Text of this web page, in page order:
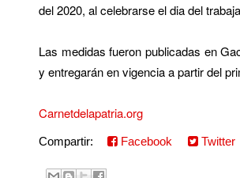
del 2020, al celebrarse el dia del
Las medidas fueron publicadas en
y entregarán en vigencia a partir del
Carnetdelapatria.org
Compartir: Facebook Twitter